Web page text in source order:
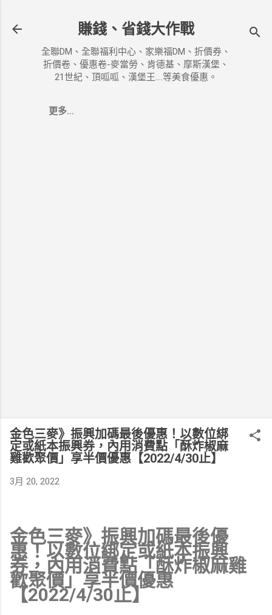
賺錢、省錢大作戰
全聯DM、全聯福利中心、家樂福DM、折價券、
折價卷、優惠卷-麥當勞、肯德基、摩斯漢堡、
21世紀、頂呱呱、漢堡王....等美食優惠。
更多…
金色三麥》振興加碼最後優惠！以數位綁
定或紙本振興券，內用消費點「酥炸椒麻
雞歡聚價」享半價優惠【2022/4/30止】
3月 20, 2022
金色三麥》振興加碼最後優
惠！以數位綁定或紙本振興
券，內用消費點「酥炸椒麻雞
歡聚價」享半價優惠
【2022/4/30止】